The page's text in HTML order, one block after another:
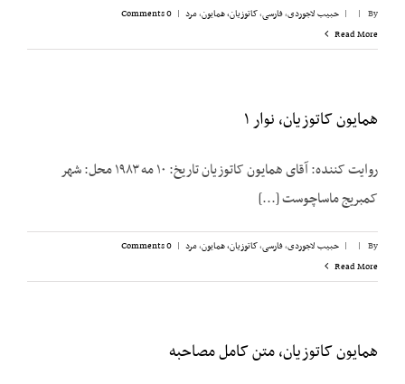
By
|
| حبیب لاجوردی,فارسی,کاتوزیان، همایون,مرد |
0 Comments
Read More
همایون کاتوزیان، نوار ۱
روایت کننده: آقای همایون کاتوزیان تاریخ: ۱۰ مه ۱۹۸۳ محل: شهر
کمبریج ماساچوست [...]
By
|
| حبیب لاجوردی,فارسی,کاتوزیان، همایون,مرد |
0 Comments
Read More
همایون کاتوزیان، متن کامل مصاحبه